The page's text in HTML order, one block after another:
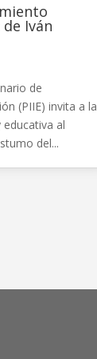
Iván
de
(PIIE) invita a la
al
del...